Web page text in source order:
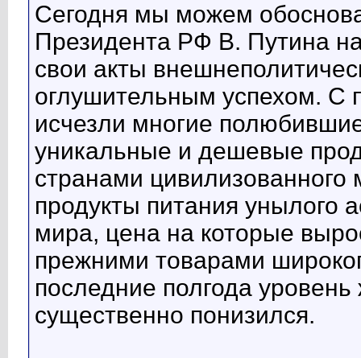
Сегодня мы можем
Президента РФ В. Путина
свои акты
оглушительным успехом. С
исчезли многие
уникальные и дешевые
странами
продукты питания унылого
мира, цена на которые
прежними товарами
последние полгода
существенно понизился.